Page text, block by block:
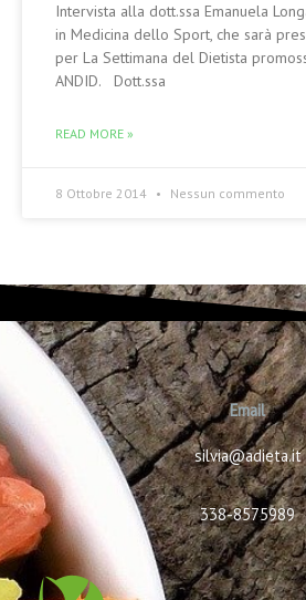
Intervista alla dott.ssa Emanuela
in Medicina dello Sport, che sarà
per La Settimana del Dietista
ANDID. Dott.ssa
READ MORE »
8 Ottobre 2014 Nessun commento
Email
silvia@adieta.it
338-8575989